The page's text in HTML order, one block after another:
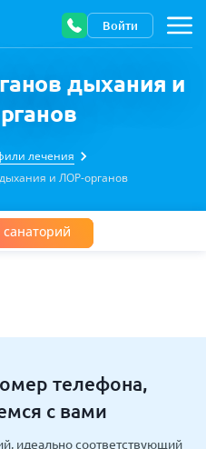
Войти
дыхания и
лечения
и ЛОР-органов
телефона,
с вами
идеально соответствующий